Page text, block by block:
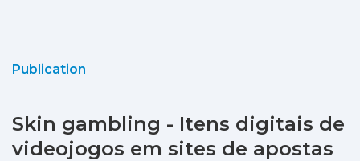
Statistics
Publication
Skin gambling - Itens digitais de
videojogos em sites de apostas